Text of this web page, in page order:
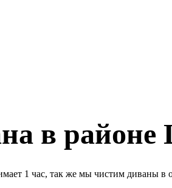
в
1 час, так же мы чистим диваны